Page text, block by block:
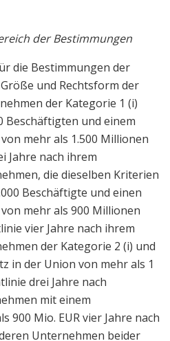
der Bestimmungen
die Bestimmungen der
und Rechtsform der
der Kategorie 1 (i)
Beschäftigten und einem
mehr als 1.500 Millionen
Jahre nach ihrem
die dieselben Kriterien
Beschäftigte und einen
mehr als 900 Millionen
vier Jahre nach ihrem
der Kategorie 2 (i) und
in der Union von mehr als 1
drei Jahre nach
mit einem
900 Mio. EUR vier Jahre nach
Unternehmen beider